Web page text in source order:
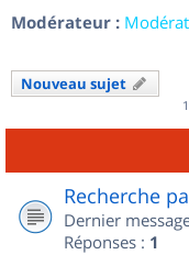
Modérateur :
Nouveau sujet
Recherche
Dernier
Réponses : 1